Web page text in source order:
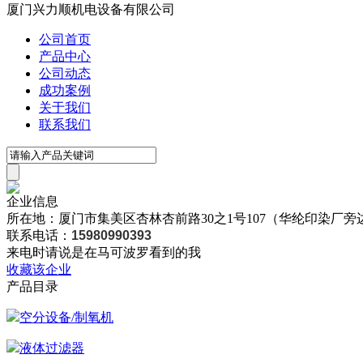
厦门兴力顺机电设备有限公司
公司首页
产品中心
公司动态
成功案例
关于我们
联系我们
企业信息
所在地：厦门市集美区杏林杏前路30之1号107（华纶印染厂旁
联系电话： 15980990393
来电时请说是在马可波罗看到的我
收藏该企业
产品目录
空分设备/制氧机
液体过滤器